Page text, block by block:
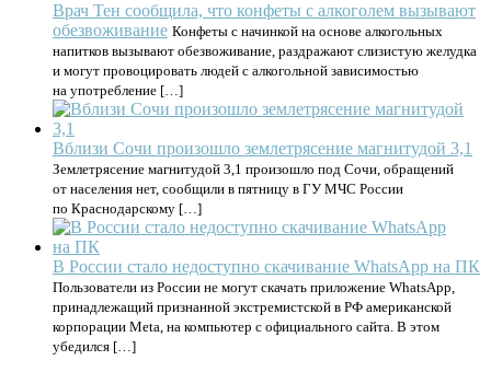
Врач Тен сообщила, что конфеты с алкоголем вызывают
обезвоживание Конфеты с начинкой на основе алкогольных
напитков вызывают обезвоживание, раздражают слизистую желудка
и могут провоцировать людей с алкогольной зависимостью
на употребление […]
Вблизи Сочи произошло землетрясение магнитудой 3,1
Землетрясение магнитудой 3,1 произошло под Сочи, обращений
от населения нет, сообщили в пятницу в ГУ МЧС России
по Краснодарскому […]
В России стало недоступно скачивание WhatsApp на ПК
Пользователи из России не могут скачать приложение WhatsApp,
принадлежащий признанной экстремистской в РФ американской
корпорации Meta, на компьютер с официального сайта. В этом
убедился […]